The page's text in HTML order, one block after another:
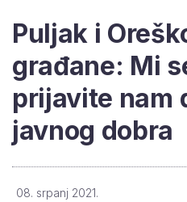
Puljak i
građane: Mi
prijavite nam
javnog dobra
08. srpanj 2021.